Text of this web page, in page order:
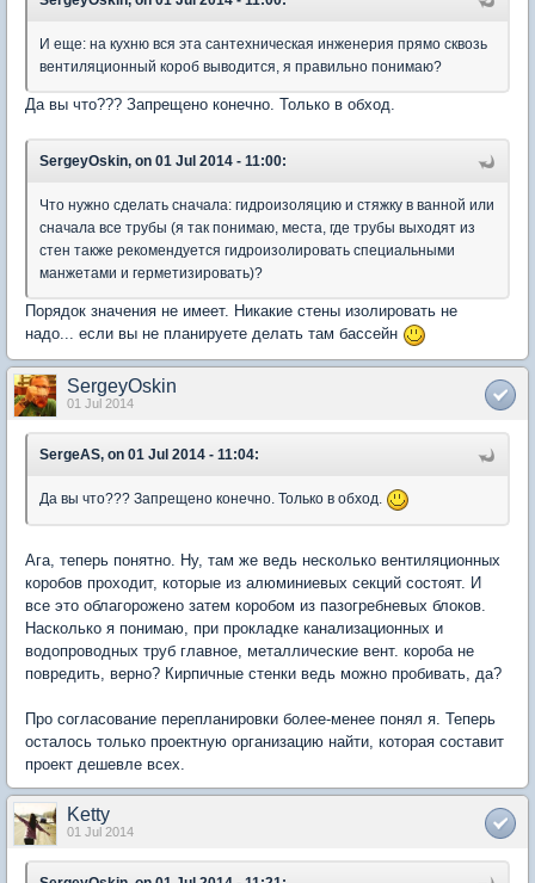
И еще: на кухню вся эта сантехническая инженерия прямо сквозь
вентиляционный короб выводится, я правильно понимаю?
Да вы что??? Запрещено конечно. Только в обход.
SergeyOskin, on 01 Jul 2014 - 11:00:
Что нужно сделать сначала: гидроизоляцию и стяжку в ванной или
сначала все трубы (я так понимаю, места, где трубы выходят из
стен также рекомендуется гидроизолировать специальными
манжетами и герметизировать)?
Порядок значения не имеет. Никакие стены изолировать не
надо... если вы не планируете делать там бассейн
SergeyOskin
01 Jul 2014
SergeAS, on 01 Jul 2014 - 11:04:
Да вы что??? Запрещено конечно. Только в обход.
Ага, теперь понятно. Ну, там же ведь несколько вентиляционных
коробов проходит, которые из алюминиевых секций состоят. И
все это облагорожено затем коробом из пазогребневых блоков.
Насколько я понимаю, при прокладке канализационных и
водопроводных труб главное, металлические вент. короба не
повредить, верно? Кирпичные стенки ведь можно пробивать, да?
Про согласование перепланировки более-менее понял я. Теперь
осталось только проектную организацию найти, которая составит
проект дешевле всех.
Ketty
01 Jul 2014